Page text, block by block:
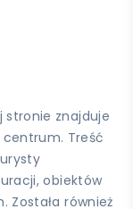
stronie znajduje
Treść
obiektów
Została również